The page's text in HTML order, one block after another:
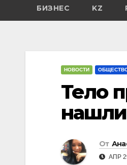
БИЗНЕС KZ
НОВОСТИ
Тело
нашли
От
АПР